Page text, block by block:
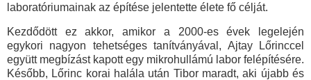
laboratóriumainak az építése jelentette élete fő célját.
Kezdődött ez akkor, amikor a 2000-es évek legelején
egykori nagyon tehetséges tanítványával, Ajtay Lőrinccel
együtt megbízást kapott egy mikrohullámú labor felépítésére.
Később, Lőrinc korai halála után Tibor maradt, aki újabb és